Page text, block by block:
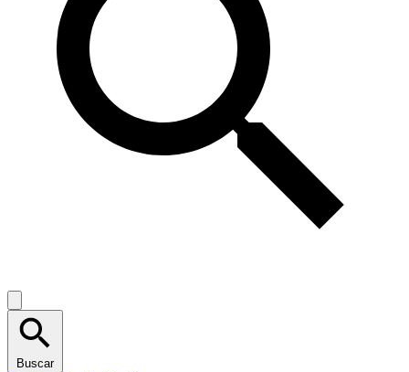
Buscar